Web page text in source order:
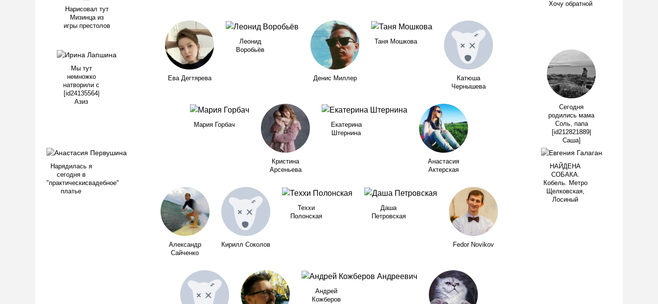
Ева Дегтярева
Леонид
Воробьёв
Денис Миллер
Таня Мошкова
Катюша
Чернышева
Мария Горбач
Кристина
Арсеньева
Екатерина
Штернина
Анастасия
Актерская
Александр
Сайченко
Кирилл Соколов
Теххи
Полонская
Даша
Петровская
Fedor Novikov
Андрей
Кожберов
Нарисовал тут
Мизинца из
игры престолов
Мы тут
немножко
натворили с
[id24135564|
Азиз
Нарядилась я
сегодня в
"практическисвадебное"
платье
Хочу обратной
Сегодня
родились мама
Соль, папа
[id212821889|
Саша]
НАЙДЕНА
СОБАКА.
Кобель. Метро
Щелковская,
Лосиный